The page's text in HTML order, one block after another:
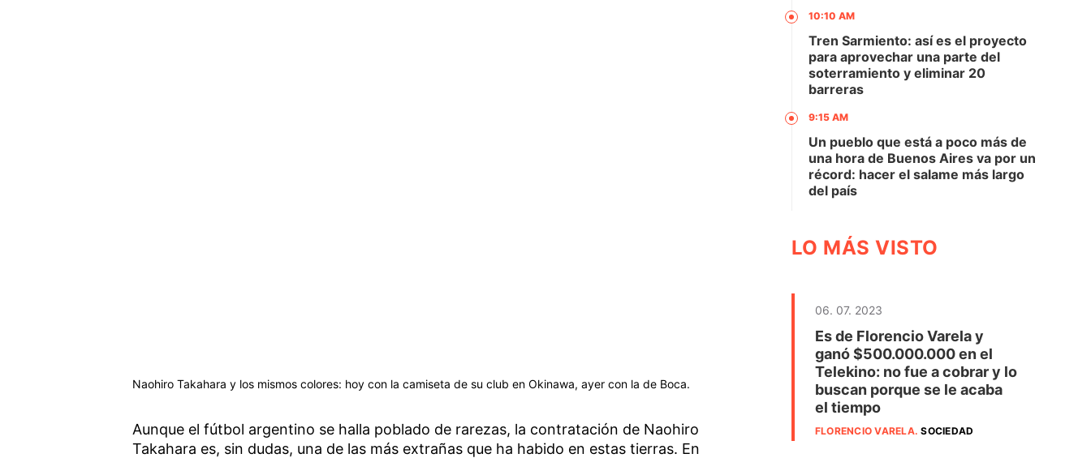
Naohiro Takahara y los mismos colores: hoy con la camiseta de su club en Okinawa, ayer con la de Boca.
Aunque el fútbol argentino se halla poblado de rarezas, la contratación de Naohiro
Takahara es, sin dudas, una de las más extrañas que ha habido en estas tierras. En
10:10 AM
Tren Sarmiento: así es el proyecto
para aprovechar una parte del
soterramiento y eliminar 20
barreras
9:15 AM
Un pueblo que está a poco más de
una hora de Buenos Aires va por un
récord: hacer el salame más largo
del país
LO MÁS VISTO
06. 07. 2023
Es de Florencio Varela y
ganó $500.000.000 en el
Telekino: no fue a cobrar y lo
buscan porque se le acaba
el tiempo
FLORENCIO VARELA.SOCIEDAD